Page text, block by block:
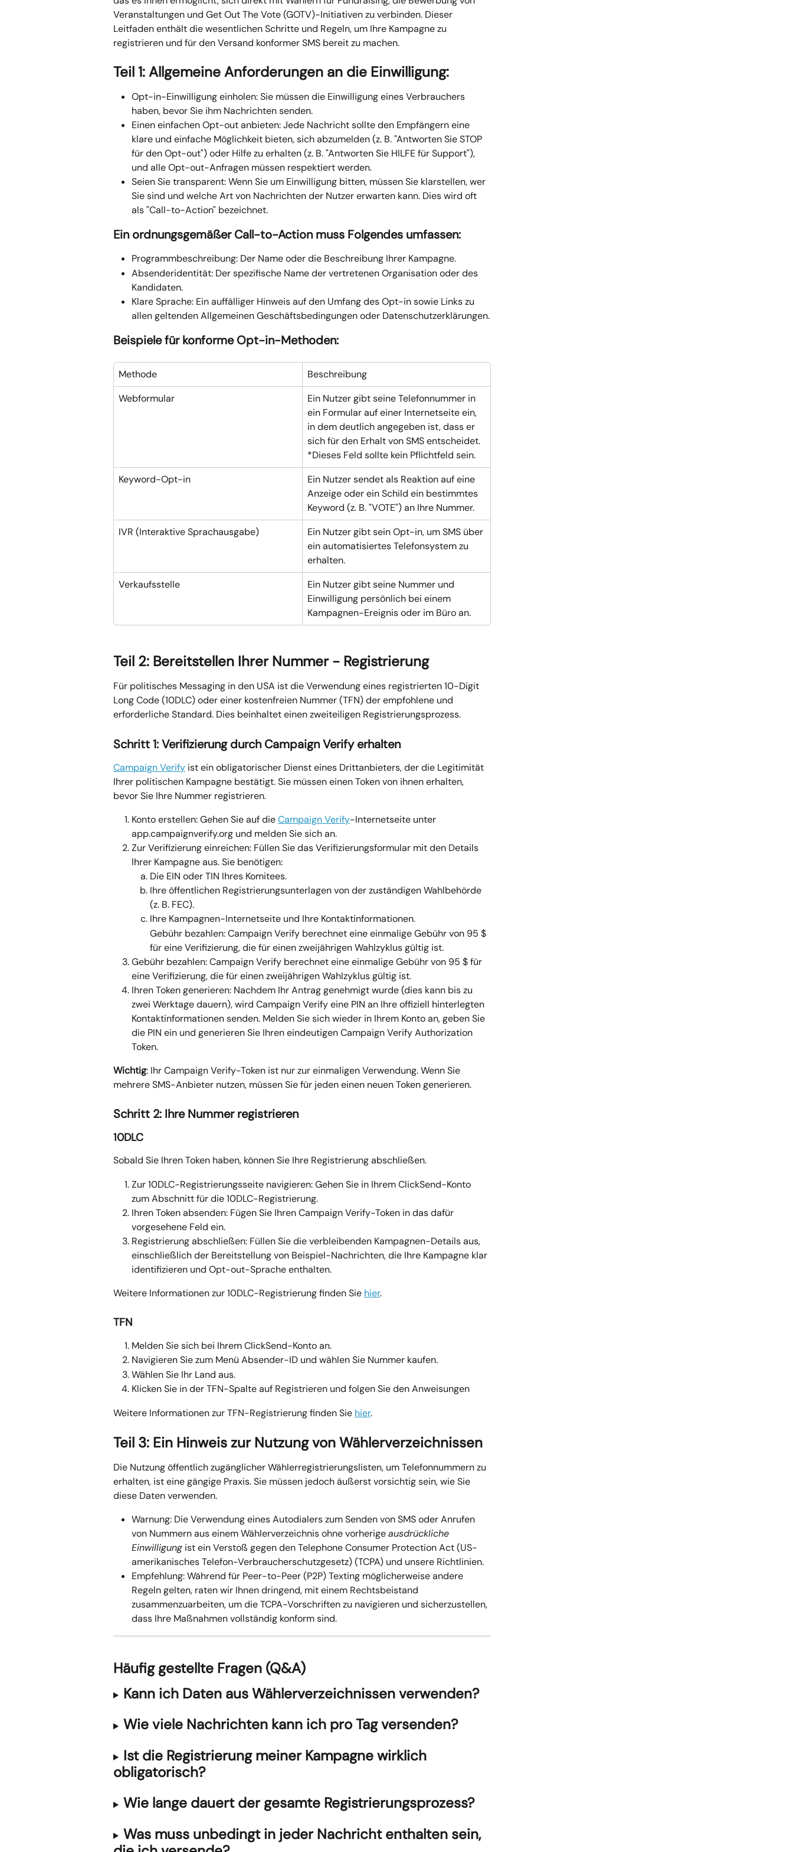
Veranstaltungen und Get Out The Vote (GOTV)-Initiativen zu verbinden. Dieser
Leitfaden enthält die wesentlichen Schritte und Regeln, um Ihre Kampagne zu
registrieren und für den Versand konformer SMS bereit zu machen.
Teil 1: Allgemeine Anforderungen an die Einwilligung:
Opt-in-Einwilligung einholen: Sie müssen die Einwilligung eines Verbrauchers
haben, bevor Sie ihm Nachrichten senden.
Einen einfachen Opt-out anbieten: Jede Nachricht sollte den Empfängern eine
klare und einfache Möglichkeit bieten, sich abzumelden (z. B. "Antworten Sie STOP
für den Opt-out") oder Hilfe zu erhalten (z. B. "Antworten Sie HILFE für Support"),
und alle Opt-out-Anfragen müssen respektiert werden.
Seien Sie transparent: Wenn Sie um Einwilligung bitten, müssen Sie klarstellen, wer
Sie sind und welche Art von Nachrichten der Nutzer erwarten kann. Dies wird oft
als "Call-to-Action" bezeichnet.
Ein ordnungsgemäßer Call-to-Action muss Folgendes umfassen:
Programmbeschreibung: Der Name oder die Beschreibung Ihrer Kampagne.
Absenderidentität: Der spezifische Name der vertretenen Organisation oder des
Kandidaten.
Klare Sprache: Ein auffälliger Hinweis auf den Umfang des Opt-in sowie Links zu
allen geltenden Allgemeinen Geschäftsbedingungen oder Datenschutzerklärungen.
Beispiele für konforme Opt-in-Methoden:
Methode
Beschreibung
Webformular
Ein Nutzer gibt seine Telefonnummer in
ein Formular auf einer Internetseite ein,
in dem deutlich angegeben ist, dass er
sich für den Erhalt von SMS entscheidet.
*Dieses Feld sollte kein Pflichtfeld sein.
Keyword-Opt-in
Ein Nutzer sendet als Reaktion auf eine
Anzeige oder ein Schild ein bestimmtes
Keyword (z. B. "VOTE") an Ihre Nummer.
IVR (Interaktive Sprachausgabe)
Ein Nutzer gibt sein Opt-in, um SMS über
ein automatisiertes Telefonsystem zu
erhalten.
Verkaufsstelle
Ein Nutzer gibt seine Nummer und
Einwilligung persönlich bei einem
Kampagnen-Ereignis oder im Büro an.
Teil 2: Bereitstellen Ihrer Nummer - Registrierung
Für politisches Messaging in den USA ist die Verwendung eines registrierten 10-Digit
Long Code (10DLC) oder einer kostenfreien Nummer (TFN) der empfohlene und
erforderliche Standard. Dies beinhaltet einen zweiteiligen Registrierungsprozess.
Schritt 1: Verifizierung durch Campaign Verify erhalten
Campaign Verify ist ein obligatorischer Dienst eines Drittanbieters, der die Legitimität
Ihrer politischen Kampagne bestätigt. Sie müssen einen Token von ihnen erhalten,
bevor Sie Ihre Nummer registrieren.
Konto erstellen: Gehen Sie auf die Campaign Verify-Internetseite unter
app.campaignverify.org und melden Sie sich an.
Zur Verifizierung einreichen: Füllen Sie das Verifizierungsformular mit den Details
Ihrer Kampagne aus. Sie benötigen:
Die EIN oder TIN Ihres Komitees.
Ihre öffentlichen Registrierungsunterlagen von der zuständigen Wahlbehörde
(z. B. FEC).
Ihre Kampagnen-Internetseite und Ihre Kontaktinformationen.
Gebühr bezahlen: Campaign Verify berechnet eine einmalige Gebühr von 95 $
für eine Verifizierung, die für einen zweijährigen Wahlzyklus gültig ist.
Gebühr bezahlen: Campaign Verify berechnet eine einmalige Gebühr von 95 $ für
eine Verifizierung, die für einen zweijährigen Wahlzyklus gültig ist.
Ihren Token generieren: Nachdem Ihr Antrag genehmigt wurde (dies kann bis zu
zwei Werktage dauern), wird Campaign Verify eine PIN an Ihre offiziell hinterlegten
Kontaktinformationen senden. Melden Sie sich wieder in Ihrem Konto an, geben Sie
die PIN ein und generieren Sie Ihren eindeutigen Campaign Verify Authorization
Token.
Wichtig: Ihr Campaign Verify-Token ist nur zur einmaligen Verwendung. Wenn Sie
mehrere SMS-Anbieter nutzen, müssen Sie für jeden einen neuen Token generieren.
Schritt 2: Ihre Nummer registrieren
10DLC
Sobald Sie Ihren Token haben, können Sie Ihre Registrierung abschließen.
Zur 10DLC-Registrierungsseite navigieren: Gehen Sie in Ihrem ClickSend-Konto
zum Abschnitt für die 10DLC-Registrierung.
Ihren Token absenden: Fügen Sie Ihren Campaign Verify-Token in das dafür
vorgesehene Feld ein.
Registrierung abschließen: Füllen Sie die verbleibenden Kampagnen-Details aus,
einschließlich der Bereitstellung von Beispiel-Nachrichten, die Ihre Kampagne klar
identifizieren und Opt-out-Sprache enthalten.
Weitere Informationen zur 10DLC-Registrierung finden Sie hier.
TFN
Melden Sie sich bei Ihrem ClickSend-Konto an.
Navigieren Sie zum Menü Absender-ID und wählen Sie Nummer kaufen.
Wählen Sie Ihr Land aus.
Klicken Sie in der TFN-Spalte auf Registrieren und folgen Sie den Anweisungen
Weitere Informationen zur TFN-Registrierung finden Sie hier.
Teil 3: Ein Hinweis zur Nutzung von Wählerverzeichnissen
Die Nutzung öffentlich zugänglicher Wählerregistrierungslisten, um Telefonnummern zu
erhalten, ist eine gängige Praxis. Sie müssen jedoch äußerst vorsichtig sein, wie Sie
diese Daten verwenden.
Warnung: Die Verwendung eines Autodialers zum Senden von SMS oder Anrufen
von Nummern aus einem Wählerverzeichnis ohne vorherige ausdrückliche
Einwilligung ist ein Verstoß gegen den Telephone Consumer Protection Act (US-
amerikanisches Telefon-Verbraucherschutzgesetz) (TCPA) und unsere Richtlinien.
Empfehlung: Während für Peer-to-Peer (P2P) Texting möglicherweise andere
Regeln gelten, raten wir Ihnen dringend, mit einem Rechtsbeistand
zusammenzuarbeiten, um die TCPA-Vorschriften zu navigieren und sicherzustellen,
dass Ihre Maßnahmen vollständig konform sind.
Häufig gestellte Fragen (Q&A)
Kann ich Daten aus Wählerverzeichnissen verwenden?
Wie viele Nachrichten kann ich pro Tag versenden?
Ist die Registrierung meiner Kampagne wirklich
obligatorisch?
Wie lange dauert der gesamte Registrierungsprozess?
Was muss unbedingt in jeder Nachricht enthalten sein,